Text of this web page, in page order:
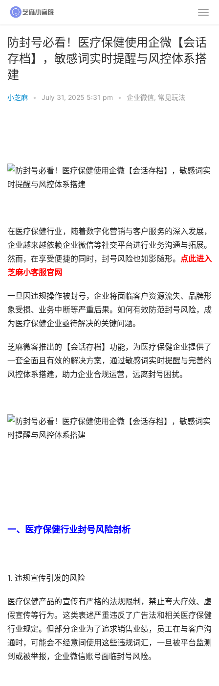
防封号必看！医疗保健使用企微【会话
存档】，敏感词实时提醒与风控体系搭
建
小芝麻 • July 31, 2025 5:31 pm • 企业微信, 常见玩法
在医疗保健行业，随着数字化营销与客户服务的深入发展，
企业越来越依赖企业微信等社交平台进行业务沟通与拓展。
然而，在享受便捷的同时，封号风险也如影随形。 点此进入
芝麻小客服官网
一旦因违规操作被封号，企业将面临客户资源流失、品牌形
象受损、业务中断等严重后果。如何有效防范封号风险，成
为医疗保健企业亟待解决的关键问题。
芝麻微客推出的【会话存档】功能，为医疗保健企业提供了
一套全面且有效的解决方案，通过敏感词实时提醒与完善的
风控体系搭建，助力企业合规运营，远离封号困扰。
一、医疗保健行业封号风险剖析
1. 违规宣传引发的风险
医疗保健产品的宣传有严格的法规限制，禁止夸大疗效、虚
假宣传等行为。这类表述严重违反了广告法和相关医疗保健
行业规定。但部分企业为了追求销售业绩，员工在与客户沟
通时，可能会不经意间使用这些违规词汇，一旦被平台监测
到或被举报，企业微信账号面临封号风险。